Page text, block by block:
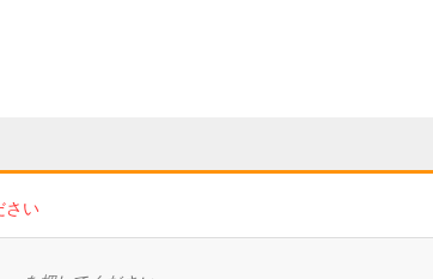
さい